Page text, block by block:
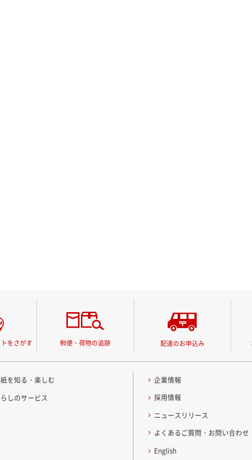
をさがす 郵便・荷物の追跡 配達のお申込み
を知る・楽しむ
らしのサービス
企業情報
採用情報
ニュースリリース
よくあるご質問・お問い合わせ
English